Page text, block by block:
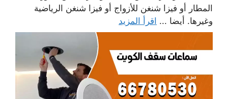
المطار أو فيزا شنغن للأزواج أو فيزا شنغن الرياضية
وغيرها. أيضا ... اقرأ المزيد